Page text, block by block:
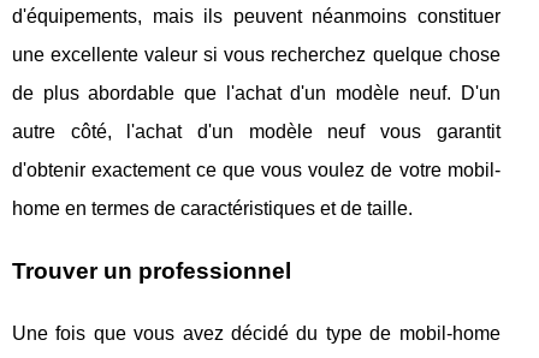
d'équipements, mais ils peuvent néanmoins constituer
une excellente valeur si vous recherchez quelque chose
de plus abordable que l'achat d'un modèle neuf. D'un
autre côté, l'achat d'un modèle neuf vous garantit
d'obtenir exactement ce que vous voulez de votre mobil-
home en termes de caractéristiques et de taille.
Trouver un professionnel
Une fois que vous avez décidé du type de mobil-home